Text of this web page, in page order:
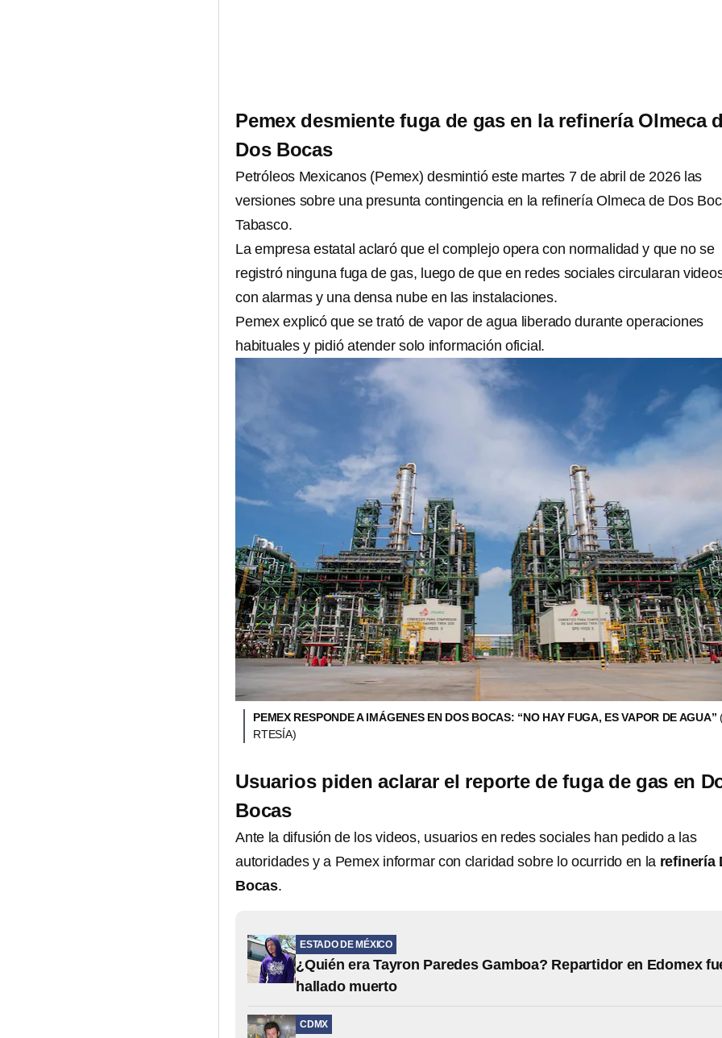
Pemex desmiente fuga de gas en la refinería Olmeca
Dos Bocas
Petróleos Mexicanos (Pemex) desmintió este martes 7 de abril de 2026 las
versiones sobre una presunta contingencia en la refinería Olmeca de Dos
Tabasco.
La empresa estatal aclaró que el complejo opera con normalidad y que no se
registró ninguna fuga de gas, luego de que en redes sociales circularan
con alarmas y una densa nube en las instalaciones.
Pemex explicó que se trató de vapor de agua liberado durante operaciones
habituales y pidió atender solo información oficial.
PEMEX RESPONDE A IMÁGENES EN DOS BOCAS: “NO HAY FUGA, ES VAPOR DE AGUA”
RTESÍA)
Usuarios piden aclarar el reporte de fuga de gas en
Bocas
Ante la difusión de los videos, usuarios en redes sociales han pedido a las
autoridades y a Pemex informar con claridad sobre lo ocurrido en la refinería
Bocas.
ESTADO DE MÉXICO
¿Quién era Tayron Paredes Gamboa? Repartidor en Edomex
hallado muerto
CDMX